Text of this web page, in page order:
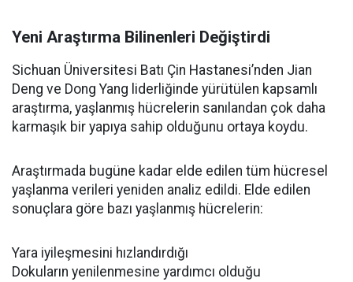
Yeni Araştırma Bilinenleri Değiştirdi
Sichuan Üniversitesi Batı Çin Hastanesi’nden Jian
Deng ve Dong Yang liderliğinde yürütülen kapsamlı
araştırma, yaşlanmış hücrelerin sanılandan çok daha
karmaşık bir yapıya sahip olduğunu ortaya koydu.
Araştırmada bugüne kadar elde edilen tüm hücresel
yaşlanma verileri yeniden analiz edildi. Elde edilen
sonuçlara göre bazı yaşlanmış hücrelerin:
Yara iyileşmesini hızlandırdığı
Dokuların yenilenmesine yardımcı olduğu